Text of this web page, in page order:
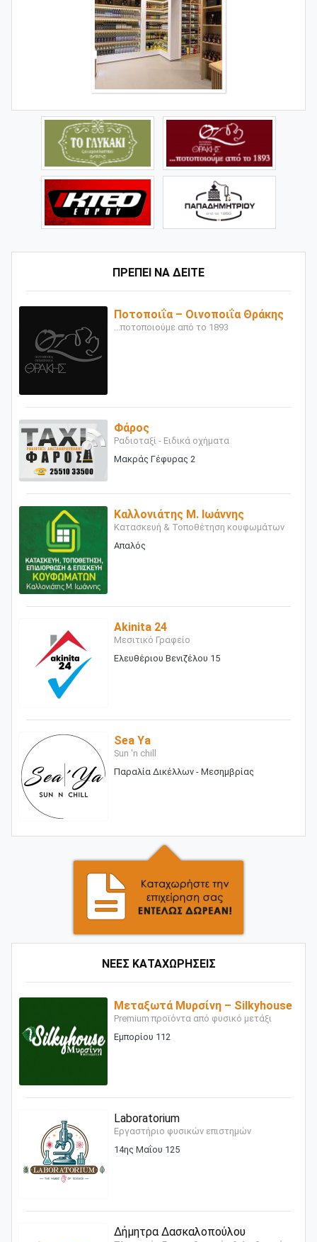
ΠΡΕΠΕΙ ΝΑ ΔΕΙΤΕ
Ποτοποιΐα – Οινοποιΐα Θράκης
...ποτοποιούμε από το 1893
Φάρος
Ραδιοταξί - Ειδικά οχήματα
Μακράς Γέφυρας 2
Καλλονιάτης Μ. Ιωάννης
Κατασκευή & Τοποθέτηση κουφωμάτων
Απαλός
Akinita 24
Μεσιτικό Γραφείο
Ελευθέριου Βενιζέλου 15
Sea Ya
Sun 'n chill
Παραλία Δικέλλων - Μεσημβρίας
ΝΕΕΣ ΚΑΤΑΧΩΡΗΣΕΙΣ
Μεταξωτά Μυρσίνη – Silkyhouse
Premium προϊόντα από φυσικό μετάξι
Εμπορίου 112
Laboratorium
Εργαστήριο φυσικών επιστημών
14ης Μαΐου 125
Δήμητρα Δασκαλοπούλου